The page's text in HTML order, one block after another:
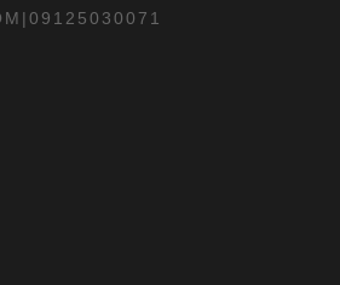
| 0 9 1 2 5 0 3 0 0 7 1